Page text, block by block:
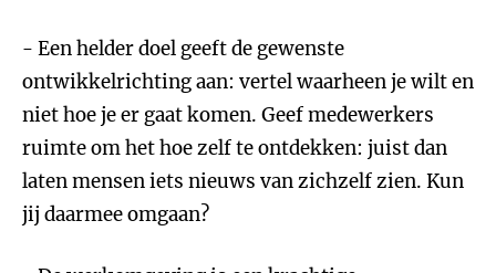
- Een helder doel geeft de gewenste
ontwikkelrichting aan: vertel waarheen je wilt en
niet hoe je er gaat komen. Geef medewerkers
ruimte om het hoe zelf te ontdekken: juist dan
laten mensen iets nieuws van zichzelf zien. Kun
jij daarmee omgaan?